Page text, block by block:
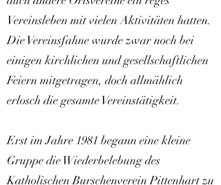
Vereinsleben mit vielen Aktivitäten hatten.
Die Vereinsfahne wurde zwar noch bei
einigen kirchlichen und gesellschaftlichen
Feiern mitgetragen, doch allmählich
erlosch die gesamte Vereinstätigkeit.
Erst im Jahre 1981 begann eine kleine
Gruppe die Wiederbelebung des
Katholischen Burschenverein Pittenhart zu